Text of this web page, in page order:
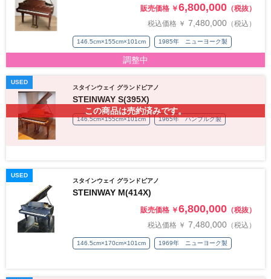
調整中
販売価格 ￥6,800,000 （税抜）
税込価格 ￥ 7,480,000 （税込）
146.5cm×155cm×101cm 1985年 ニューヨーク製
この商品は売約済みです。
USED
スタインウェイ グランドピアノ
STEINWAY S(395X)
146.5cm×155cm×101cm 1965年 ハンブルグ製
USED
スタインウェイ グランドピアノ
STEINWAY M(414X)
販売価格 ￥6,800,000 （税抜）
税込価格 ￥ 7,480,000 （税込）
146.5cm×170cm×101cm 1969年 ニューヨーク製